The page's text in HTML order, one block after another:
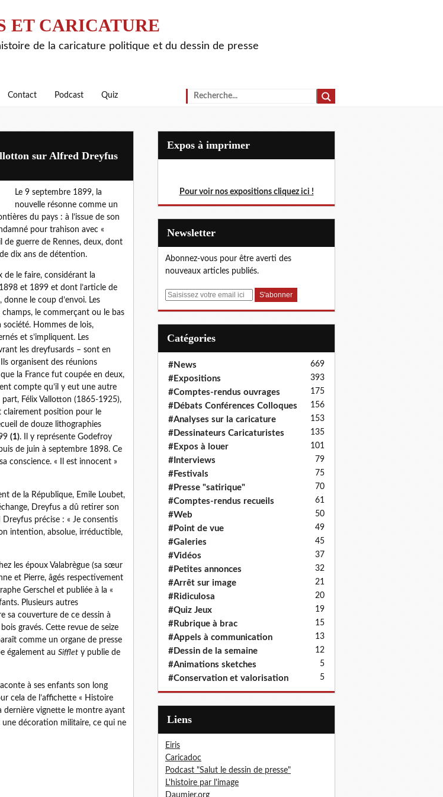
ET CARICATURE
de la caricature politique et du dessin de presse
Contact Podcast Quiz
sur Alfred Dreyfus
Le 9 septembre 1899, la
nouvelle résonne comme un
du pays : à l’issue de son
pour trahison avec «
de guerre de Rennes, deux, dont
dix ans de détention.
de le faire, considérant la
et 1899 et dont l’article de
le coup d’envoi. Les
champs, le commerçant ou le bas
société. Hommes de lois,
et s’impliquent. Les
les dreyfusards – sont en
organisent des réunions
la France fut coupée en deux,
compte qu’il y eut une autre
Félix Vallotton (1865-1925),
clairement position pour le
de douze lithographies
(1). Il y représente Godefroy
de juin à septembre 1898. Ce
conscience. « Il est innocent »
de la République, Emile Loubet,
Dreyfus a dû retirer son
Dreyfus précise : « Je consentis
intention, absolue, irréductible,
les époux Valabrègue (sa sœur
et Pierre, âgés respectivement
Gerschel et publiée à la «
Plusieurs autres
sa couverture de ce dessin à
gravés. Cette revue de seize
comme un organe de presse
également au Sifflet y publie de
à ses enfants son long
cela de l’affichette « Histoire
dernière vignette le montre ayant
décoration militaire, ce qui ne
Expos à imprimer
Pour voir nos expositions cliquez ici !
Newsletter
Abonnez-vous pour être averti des
nouveaux articles publiés.
E
Catégories
#News 669
#Expositions 393
#Comptes-rendus ouvrages 175
#Débats Conférences Colloques 156
#Analyses sur la caricature 153
#Dessinateurs Caricaturistes 135
#Expos à louer 101
#Interviews 79
#Festivals 75
#Presse "satirique" 70
#Comptes-rendus recueils 61
#Web 50
#Point de vue 49
#Galeries 45
#Vidéos 37
#Petites annonces 32
#Arrêt sur image 21
#Ridiculosa 20
#Quiz Jeux 19
#Rubrique à brac 15
#Appels à communication 13
#Dessin de la semaine 12
#Animations sketches 5
#Conservation et valorisation 5
Liens
Eiris
Caricadoc
Podcast "Salut le dessin de presse"
L'histoire par l'image
Daumier.org